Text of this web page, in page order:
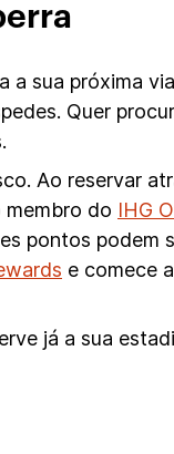
sua próxima
Quer
Ao reservar
membro do IHG
pontos podem
e comece
já a sua